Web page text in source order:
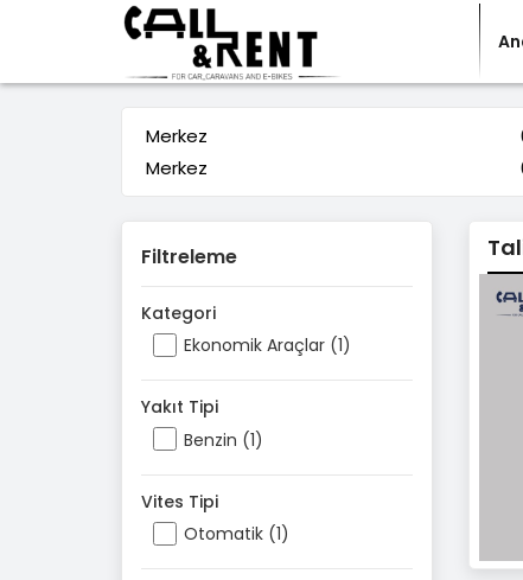
Merkez
Merkez
Filtreleme
Kategori
Ekonomik Araçlar (1)
Yakıt Tipi
Benzin (1)
Vites Tipi
Otomatik (1)